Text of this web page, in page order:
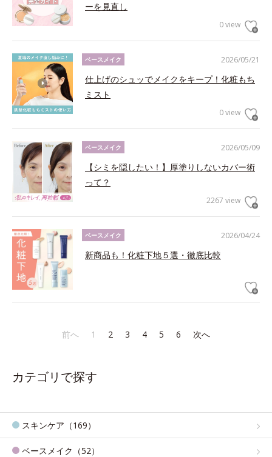
ーを見直し
0 view
2026/05/21
ベースメイク
仕上げのシュッでメイクをキープ！化粧もち
ミスト
0 view
2026/05/09
ベースメイク
【シミを隠したい！】厚塗りしないカバー術
って？
2267 view
2026/04/24
ベースメイク
新商品も！化粧下地５選・徹底比較
前へ 1 2 3 4 5 6 次へ
カテゴリで探す
スキンケア（169）
ベースメイク（52）